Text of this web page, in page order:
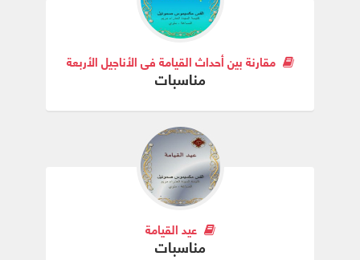
مقارنة بين أحداث القيامة في الأناجيل الأربعة
مناسبات
عيد القيامة
مناسبات